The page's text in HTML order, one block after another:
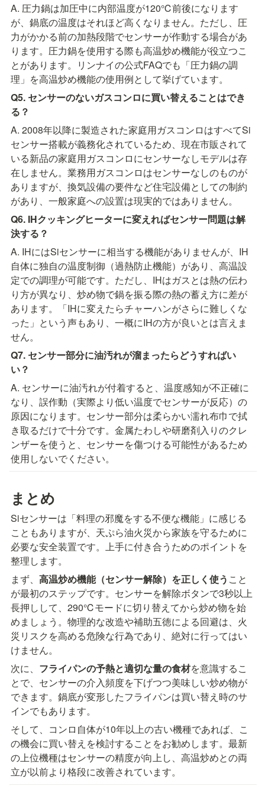
A. 圧力鍋は加圧中に内部温度が120℃前後になります
が、鍋底の温度はそれほど高くなりません。ただし、圧
力がかかる前の加熱段階でセンサーが作動する場合があ
ります。圧力鍋を使用する際も高温炒め機能が役立つこ
とがあります。リンナイの公式FAQでも「圧力鍋の調
理」を高温炒め機能の使用例として挙げています。
Q5. センサーのないガスコンロに買い替えることはでき
る？
A. 2008年以降に製造された家庭用ガスコンロはすべてSi
センサー搭載が義務化されているため、現在市販されて
いる新品の家庭用ガスコンロにセンサーなしモデルは存
在しません。業務用ガスコンロはセンサーなしのものが
ありますが、換気設備の要件など住宅設備としての制約
があり、一般家庭への設置は現実的ではありません。
Q6. IHクッキングヒーターに変えればセンサー問題は解
決する？
A. IHにはSiセンサーに相当する機能がありませんが、IH
自体に独自の温度制御（過熱防止機能）があり、高温設
定での調理が可能です。ただし、IHはガスとは熱の伝わ
り方が異なり、炒め物で鍋を振る際の熱の蓄え方に差が
あります。「IHに変えたらチャーハンがさらに難しくな
った」という声もあり、一概にIHの方が良いとは言えま
せん。
Q7. センサー部分に油汚れが溜まったらどうすればい
い？
A. センサーに油汚れが付着すると、温度感知が不正確に
なり、誤作動（実際より低い温度でセンサーが反応）の
原因になります。センサー部分は柔らかい濡れ布巾で拭
き取るだけで十分です。金属たわしや研磨剤入りのクレ
ンザーを使うと、センサーを傷つける可能性があるため
使用しないでください。
まとめ
Siセンサーは「料理の邪魔をする不便な機能」に感じる
こともありますが、天ぷら油火災から家族を守るために
必要な安全装置です。上手に付き合うためのポイントを
整理します。
まず、 高温炒め機能（センサー解除）を正しく使う こと
が最初のステップです。センサーを解除ボタンで3秒以上
長押しして、290℃モードに切り替えてから炒め物を始
めましょう。物理的な改造や補助五徳による回避は、火
災リスクを高める危険な行為であり、絶対に行ってはい
けません。
次に、 フライパンの予熱と適切な量の食材を意識するこ
とで、センサーの介入頻度を下げつつ美味しい炒め物が
できます。鍋底が変形したフライパンは買い替え時のサ
インでもあります。
そして、コンロ自体が10年以上の古い機種であれば、こ
の機会に買い替えを検討することをお勧めします。最新
の上位機種はセンサーの精度が向上し、高温炒めとの両
立が以前より格段に改善されています。